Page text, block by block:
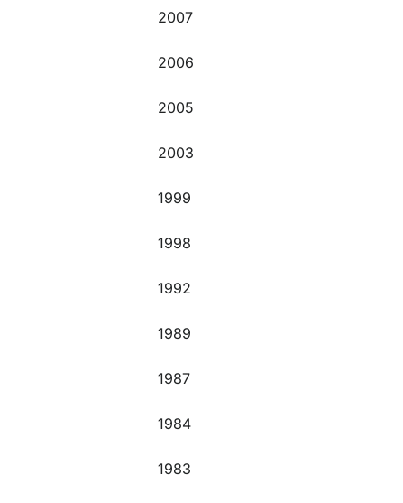
2007
2006
2005
2003
1999
1998
1992
1989
1987
1984
1983